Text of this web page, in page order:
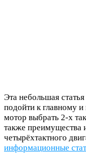
Эта небольшая
подойти к главному
мотор выбрать 2-х
также преимущества
четырёхтактного
информационные